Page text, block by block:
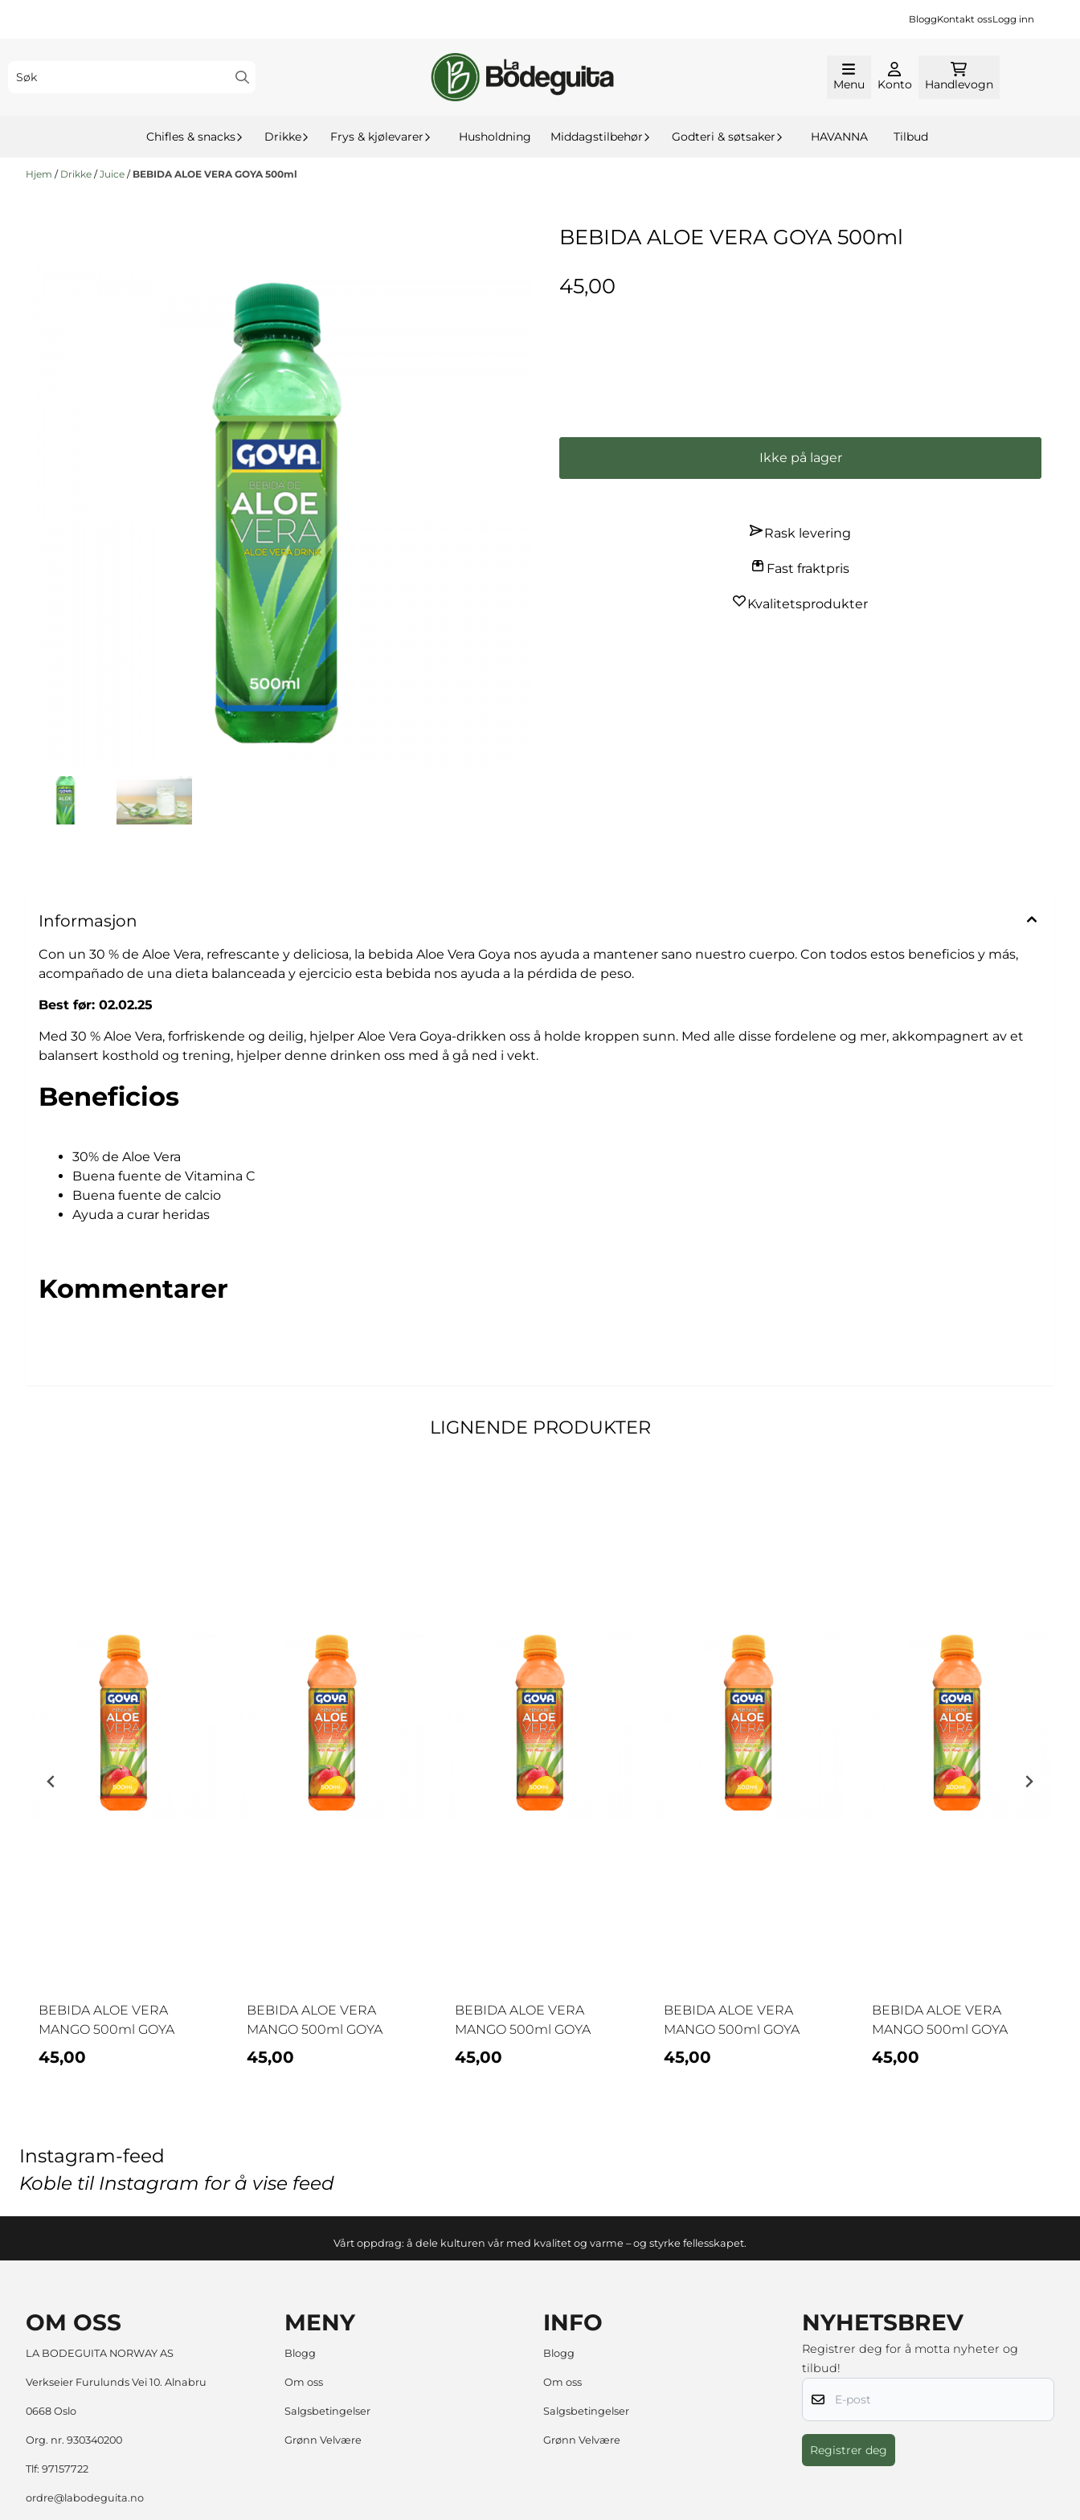
BloggKontakt ossLogg inn
Menu Konto Handlevogn
Chifles & snacks Drikke Frys & kjølevarer Husholdning Middagstilbehør Godteri & søtsaker HAVANNA Tilbud
Hjem / Drikke /Juice / BEBIDA ALOE VERA GOYA 500ml
BEBIDA ALOE VERA GOYA 500ml
45,00
Ikke på lager
Rask levering
Fast fraktpris
Kvalitetsprodukter
Informasjon
Con un 30 % de Aloe Vera, refrescante y deliciosa, la bebida Aloe Vera Goya nos ayuda a mantener sano nuestro cuerpo. Con todos estos beneficios y más,
acompañado de una dieta balanceada y ejercicio esta bebida nos ayuda a la pérdida de peso.
Best før: 02.02.25
Med 30 % Aloe Vera, forfriskende og deilig, hjelper Aloe Vera Goya-drikken oss å holde kroppen sunn. Med alle disse fordelene og mer, akkompagnert av et
balansert kosthold og trening, hjelper denne drinken oss med å gå ned i vekt.
Beneficios
30% de Aloe Vera
Buena fuente de Vitamina C
Buena fuente de calcio
Ayuda a curar heridas
Kommentarer
LIGNENDE PRODUKTER
BEBIDA ALOE VERA
MANGO 500ml GOYA
45,00
BEBIDA ALOE VERA
MANGO 500ml GOYA
45,00
BEBIDA ALOE VERA
MANGO 500ml GOYA
45,00
BEBIDA ALOE VERA
MANGO 500ml GOYA
45,00
BEBIDA ALOE VERA
MANGO 500ml GOYA
45,00
Instagram-feed
Koble til Instagram for å vise feed
Vårt oppdrag: å dele kulturen vår med kvalitet og varme – og styrke fellesskapet.
OM OSS
LA BODEGUITA NORWAY AS
Verkseier Furulunds Vei 10. Alnabru
0668 Oslo
Org. nr. 930340200
Tlf: 97157722
ordre@labodeguita.no
MENY
Blogg
Om oss
Salgsbetingelser
Grønn Velvære
INFO
Blogg
Om oss
Salgsbetingelser
Grønn Velvære
NYHETSBREV
Registrer deg for å motta nyheter og
tilbud!
E-post
Registrer deg